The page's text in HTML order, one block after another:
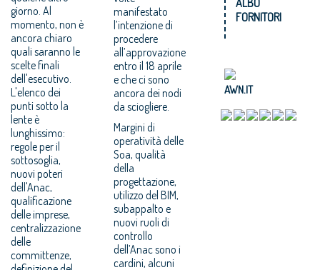
giorno. Al
momento, non è
ancora chiaro
quali saranno le
scelte finali
dell'esecutivo.
L'elenco dei
punti sotto la
lente è
lunghissimo:
regole per il
sottosoglia,
nuovi poteri
dell'Anac,
qualificazione
delle imprese,
centralizzazione
delle
committenze,
manifestato
l’intenzione di
procedere
all’approvazione
entro il 18 aprile
e che ci sono
ancora dei nodi
da sciogliere.
Margini di
operatività delle
Soa, qualità
della
progettazione,
utilizzo del BIM,
subappalto e
nuovi ruoli di
controllo
dell’Anac sono i
cardini, alcuni
FORNITORI
AWN.IT